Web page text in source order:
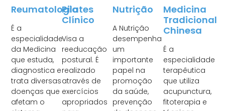
Reumatologia
É a
especialidade
da Medicina
que estuda,
diagnostica e
trata diversas
doenças que
afetam o
Pilates
Clínico
Visa a
reeducação
postural. É
realizado
através de
exercícios
apropriados
Nutrição
A Nutrição
desempenha
um
importante
papel na
promoção
da saúde,
prevenção
Medicina
Tradicional
Chinesa
É a
especialidade
terapêutica
que utiliza
acupunctura,
fitoterapia e